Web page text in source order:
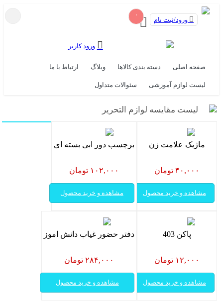
۰
ورود/ثبت نام
ورود کاربر
صفحه اصلی دسته بندی کالاها وبلاگ ارتباط با ما
لیست لوازم آموزشی سئوالات متداول
لیست مقایسه لوازم التحریر
ماژیک علامت زن
۴۰,۰۰۰ تومان
مشاهده و خرید محصول
برچسب دور ابی بسته ای
۱۰۲,۰۰۰ تومان
مشاهده و خرید محصول
پاکن 403
۱۲,۰۰۰ تومان
مشاهده و خرید محصول
دفتر حضور غیاب دانش اموز
۲۸۴,۰۰۰ تومان
مشاهده و خرید محصول